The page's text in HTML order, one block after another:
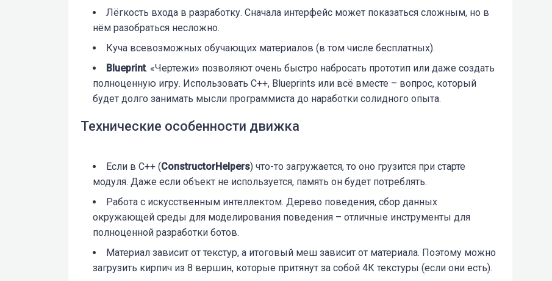
Лёгкость входа в разработку. Сначала интерфейс может показаться сложным, но в
нём разобраться несложно.
Куча всевозможных обучающих материалов (в том числе бесплатных).
Blueprint. «Чертежи» позволяют очень быстро набросать прототип или даже создать
полноценную игру. Использовать С++, Blueprints или всё вместе – вопрос, который
будет долго занимать мысли программиста до наработки солидного опыта.
Технические особенности движка
Если в С++ (ConstructorHelpers) что-то загружается, то оно грузится при старте
модуля. Даже если объект не используется, память он будет потреблять.
Работа с искусственным интеллектом. Дерево поведения, сбор данных
окружающей среды для моделирования поведения – отличные инструменты для
полноценной разработки ботов.
Материал зависит от текстур, а итоговый меш зависит от материала. Поэтому можно
загрузить кирпич из 8 вершин, которые притянут за собой 4К текстуры (если они есть).